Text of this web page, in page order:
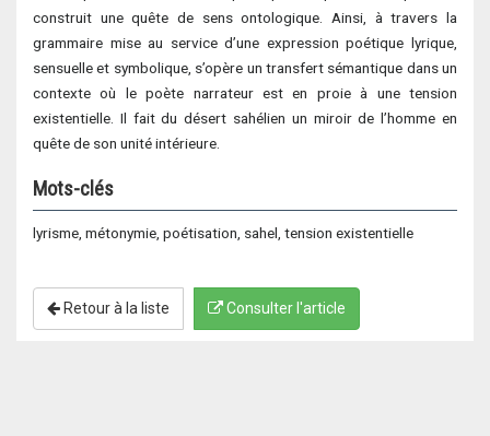
construit une quête de sens ontologique. Ainsi, à travers la
grammaire mise au service d’une expression poétique lyrique,
sensuelle et symbolique, s’opère un transfert sémantique dans un
contexte où le poète narrateur est en proie à une tension
existentielle. Il fait du désert sahélien un miroir de l’homme en
quête de son unité intérieure.
Mots-clés
lyrisme, métonymie, poétisation, sahel, tension existentielle
Retour à la liste Consulter l'article